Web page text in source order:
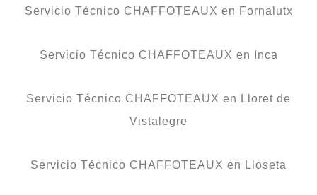
Servicio Técnico CHAFFOTEAUX en Fornalutx
Servicio Técnico CHAFFOTEAUX en Inca
Servicio Técnico CHAFFOTEAUX en Lloret de
Vistalegre
Servicio Técnico CHAFFOTEAUX en Lloseta